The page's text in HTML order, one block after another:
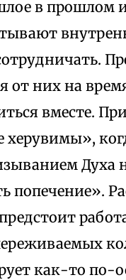
в прошлом
от них на
вместе.
Духа
попечение».
как-то по-